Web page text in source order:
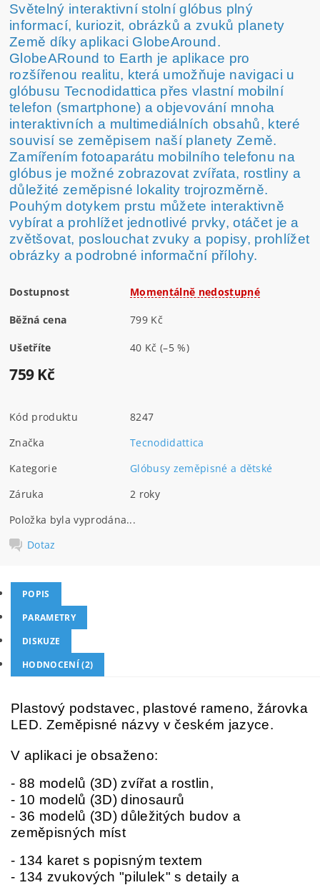
Světelný interaktivní stolní glóbus plný
informací, kuriozit, obrázků a zvuků planety
Země díky aplikaci GlobeAround.
GlobeARound to Earth je aplikace pro
rozšířenou realitu, která umožňuje navigaci u
glóbusu Tecnodidattica přes vlastní mobilní
telefon (smartphone) a objevování mnoha
interaktivních a multimediálních obsahů, které
souvisí se zeměpisem naší planety Země.
Zamířením fotoaparátu mobilního telefonu na
glóbus je možné zobrazovat zvířata, rostliny a
důležité zeměpisné lokality trojrozměrně.
Pouhým dotykem prstu můžete interaktivně
vybírat a prohlížet jednotlivé prvky, otáčet je a
zvětšovat, poslouchat zvuky a popisy, prohlížet
obrázky a podrobné informační přílohy.
Dostupnost Momentálně nedostupné
Běžná cena 799 Kč
Ušetříte 40 Kč(–5 %)
759 Kč
Kód produktu
8247
Značka
Tecnodidattica
Kategorie
Glóbusy zeměpisné a dětské
Záruka
2 roky
Položka byla vyprodána...
Dotaz
POPIS
PARAMETRY
DISKUZE
HODNOCENÍ (2)
Plastový podstavec, plastové rameno, žárovka
LED. Zeměpisné názvy v českém jazyce.
V aplikaci je obsaženo:
- 88 modelů (3D) zvířat a rostlin,
- 10 modelů (3D) dinosaurů
- 36 modelů (3D) důležitých budov a
zeměpisných míst
- 134 karet s popisným textem
- 134 zvukových "pilulek" s detaily a